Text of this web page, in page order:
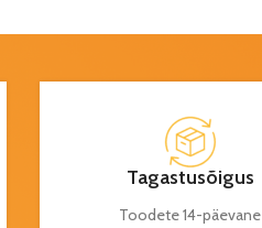
Tagastusõigus
Toodete 14-päevane